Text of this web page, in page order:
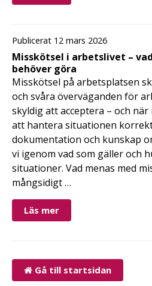
Publicerat 12 mars 2026
Misskötsel i arbetslivet –
behöver göra
Misskötsel på arbetsplatsen
och svåra överväganden för
skyldig att acceptera – och när
att hantera situationen
dokumentation och kunskap
vi igenom vad som gäller och
situationer. Vad menas med
mångsidigt …
Läs mer
Gå till startsidan